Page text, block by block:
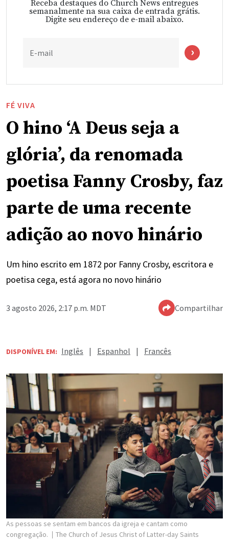
Receba destaques do Church News entregues
semanalmente na sua caixa de entrada grátis.
Digite seu endereço de e-mail abaixo.
E-mail
FÉ VIVA
O hino ‘A Deus seja a
glória’, da renomada
poetisa Fanny Crosby, faz
parte de uma recente
adição ao novo hinário
Um hino escrito em 1872 por Fanny Crosby, escritora e
poetisa cega, está agora no novo hinário
3 agosto 2026, 2:17 p.m. MDT Compartilhar
DISPONÍVEL EM: Inglês | Espanhol | Francês
As pessoas se sentam em bancos da igreja e cantam como
congregação.
The Church of Jesus Christ of Latter-day Saints